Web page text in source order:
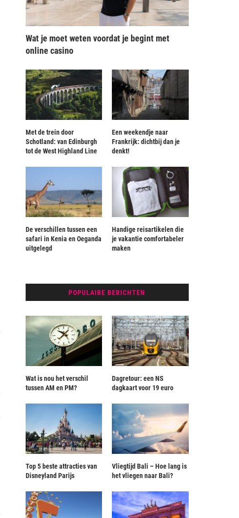
Wat je moet weten voordat je begint met
online casino
Met de trein door
Schotland: van Edinburgh
tot de West Highland Line
Een weekendje naar
Frankrijk: dichtbij dan je
denkt!
De verschillen tussen een
safari in Kenia en Oeganda
uitgelegd
Handige reisartikelen die
je vakantie comfortabeler
maken
POPULAIRE BERICHTEN
Wat is nou het verschil
tussen AM en PM?
Dagretour: een NS
dagkaart voor 19 euro
Top 5 beste attracties van
Disneyland Parijs
Vliegtijd Bali – Hoe lang is
het vliegen naar Bali?